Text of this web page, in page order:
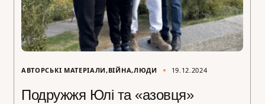
АВТОРСЬКІ МАТЕРІАЛИ ВІЙНА ЛЮДИ 19.12.2024
Подружжя Юлі та «азовця»